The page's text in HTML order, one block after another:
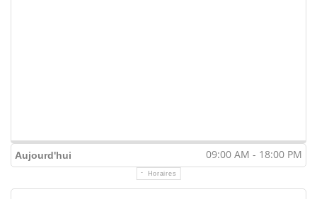
Aujourd'hui 09:00 AM - 18:00 PM
Horaires